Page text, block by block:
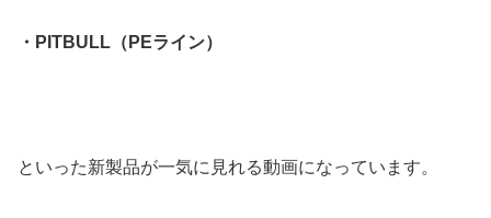
・PITBULL（PEライン）
といった新製品が一気に見れる動画になっています。